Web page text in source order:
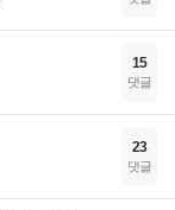
15
댓글
23
댓글